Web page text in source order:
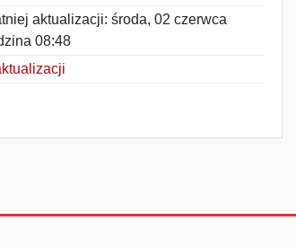
aktualizacji: środa, 02 czerwca
08:48